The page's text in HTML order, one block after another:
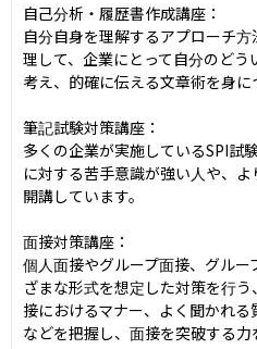
自己分析・履歴書作成講座：
自分自身を理解するアプローチ
理して、企業にとって自分のど
考え、的確に伝える文章術を身に
筆記試験対策講座：
多くの企業が実施しているSPI試
に対する苦手意識が強い人や、
開講しています。
面接対策講座：
個人面接やグループ面接、グルー
ざまな形式を想定した対策を行
接におけるマナー、よく聞かれ
などを把握し、面接を突破する力